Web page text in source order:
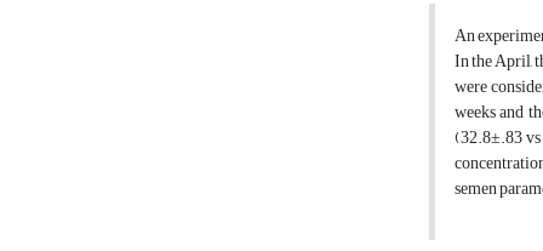
An
In the April,
were
weeks and
(32.8±.83
semen